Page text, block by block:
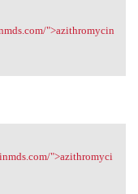
">azithromycin
">azithromyci